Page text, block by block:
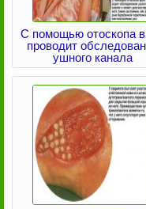
С помощью отоскопа
проводит
ушного канала